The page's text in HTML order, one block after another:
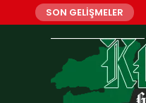
SON GELİŞMELER